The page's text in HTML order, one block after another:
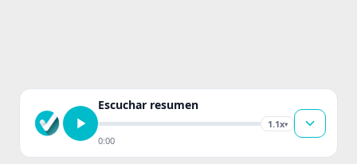
Escuchar resumen
1.1x▾
0:00